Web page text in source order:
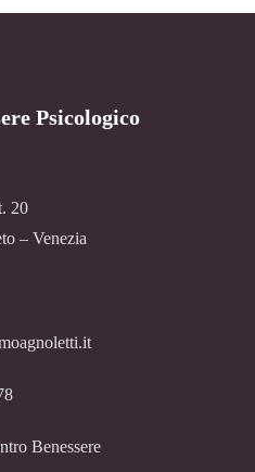
Psicologico
20
– Venezia
Benessere